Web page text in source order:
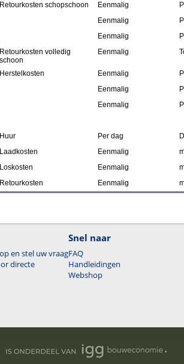
Retourkosten schopschoon
Eenmalig
Eenmalig
Eenmalig
Retourkosten volledig
schoon
Eenmalig
Herstelkosten Eenmalig
Eenmalig
Eenmalig
Huur Per dag
Laadkosten
Eenmalig
Loskosten
Eenmalig
Retourkosten
Eenmalig
en stel uw vraag
directe
Snel naar
FAQ
Handleidingen
Webshop